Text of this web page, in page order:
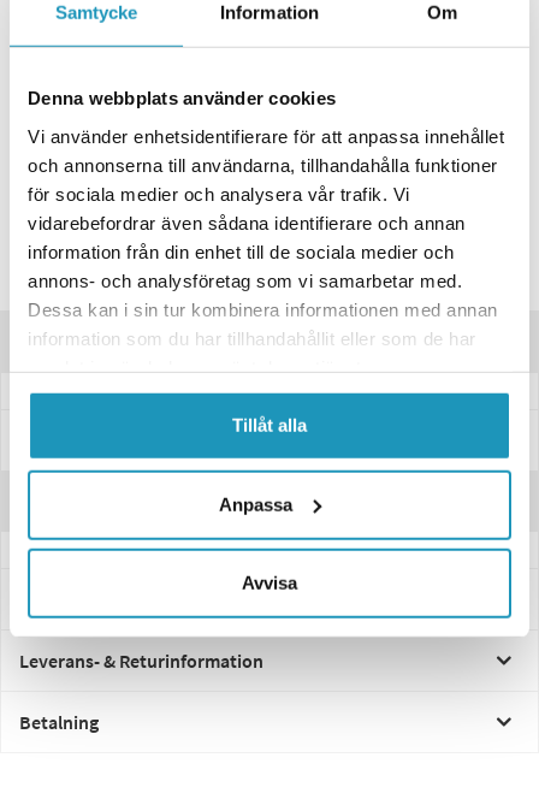
Samtycke Information Om
Denna webbplats använder cookies
Vi använder enhetsidentifierare för att anpassa innehållet
och annonserna till användarna, tillhandahålla funktioner
för sociala medier och analysera vår trafik. Vi
vidarebefordrar även sådana identifierare och annan
information från din enhet till de sociala medier och
annons- och analysföretag som vi samarbetar med.
Dessa kan i sin tur kombinera informationen med annan
information som du har tillhandahållit eller som de har
Tillåt alla
Anpassa
Avvisa
+ LÄGG I KUNDVAGN
Lägsta pris de senaste 30-dagarna:33 kr
Leverans- & Returinformation
Spara produkt
Frågor om produkten?
Produktinformation
Leverans- & Returinformation
Betalning